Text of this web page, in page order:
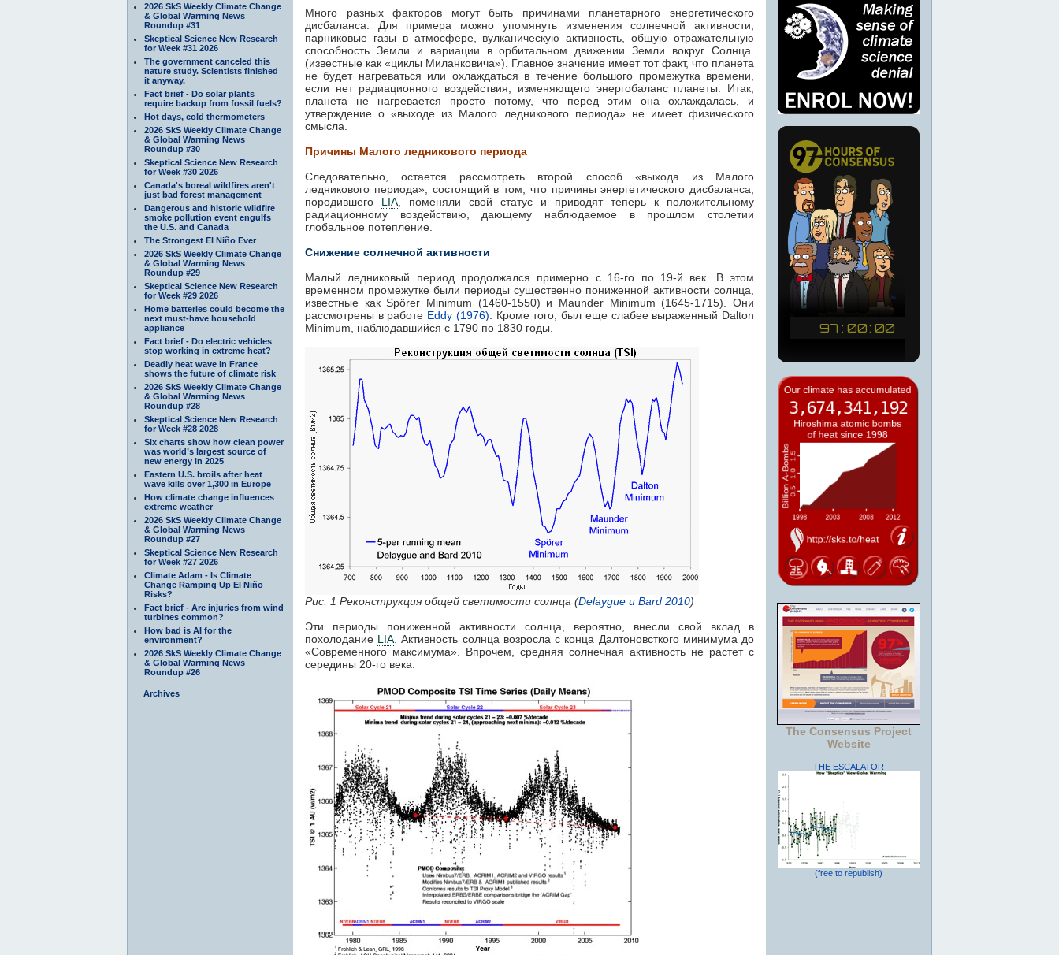
2026 SkS Weekly Climate Change
& Global Warming News
Roundup #31
Skeptical Science New Research
for Week #31 2026
The government canceled this
nature study. Scientists finished
it anyway.
Fact brief - Do solar plants
require backup from fossil fuels?
Hot days, cold thermometers
2026 SkS Weekly Climate Change
& Global Warming News
Roundup #30
Skeptical Science New Research
for Week #30 2026
Canada's boreal wildfires aren't
just bad forest management
Dangerous and historic wildfire
smoke pollution event engulfs
the U.S. and Canada
The Strongest El Niño Ever
2026 SkS Weekly Climate Change
& Global Warming News
Roundup #29
Skeptical Science New Research
for Week #29 2026
Home batteries could become the
next must-have household
appliance
Fact brief - Do electric vehicles
stop working in extreme heat?
Deadly heat wave in France
shows the future of climate risk
2026 SkS Weekly Climate Change
& Global Warming News
Roundup #28
Skeptical Science New Research
for Week #28 2028
Six charts show how clean power
was world’s largest source of
new energy in 2025
Eastern U.S. broils after heat
wave kills over 1,300 in Europe
How climate change influences
extreme weather
2026 SkS Weekly Climate Change
& Global Warming News
Roundup #27
Skeptical Science New Research
for Week #27 2026
Climate Adam - Is Climate
Change Ramping Up El Niño
Risks?
Fact brief - Are injuries from wind
turbines common?
How bad is AI for the
environment?
2026 SkS Weekly Climate Change
& Global Warming News
Roundup #26
Archives
Много разных факторов могут быть причинами планетарного энергетического
дисбаланса. Для примера можно упомянуть изменения солнечной активности,
парниковые газы в атмосфере, вулканическую активность, общую отражательную
способность Земли и вариации в орбитальном движении Земли вокруг Солнца
(известные как «циклы Миланковича»). Главное значение имеет тот факт, что планета
не будет нагреваться или охлаждаться в течение большого промежутка времени,
если нет радиационного воздействия, изменяющего энергобаланс планеты. Итак,
планета не нагревается просто потому, что перед этим она охлаждалась, и
утверждение о «выходе из Малого ледникового периода» не имеет физического
смысла.
Причины Малого ледникового периода
Следовательно, остается рассмотреть второй способ «выхода из Малого
ледникового периода», состоящий в том, что причины энергетического дисбаланса,
породившего LIA , поменяли свой статус и приводят теперь к положительному
радиационному воздействию, дающему наблюдаемое в прошлом столетии
глобальное потепление.
Снижение солнечной активности
Малый ледниковый период продолжался примерно с 16-го по 19-й век. В этом
временном промежутке были периоды существенно пониженной активности солнца,
известные как Spörer Minimum (1460-1550) и Maunder Minimum (1645-1715). Они
рассмотрены в работе Eddy (1976) . Кроме того, был еще слабее выраженный Dalton
Minimum, наблюдавшийся с 1790 по 1830 годы.
Рис. 1 Реконструкция общей светимости солнца (Delaygue и Bard 2010)
Эти периоды пониженной активности солнца, вероятно, внесли свой вклад в
похолодание LIA . Активность солнца возросла с конца Далтоновсткого минимума до
«Современного максимума». Впрочем, средняя солнечная активность не растет с
середины 20-го века.
The Consensus Project
Website
THE ESCALATOR
(free to republish)